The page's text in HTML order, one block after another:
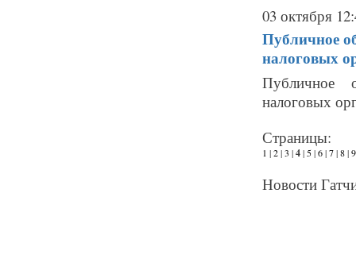
03 октября
Публичное
налоговых
Публичное
налоговых
Страницы:
1 |2|3 |4| 5|6|7|8|9
Новости